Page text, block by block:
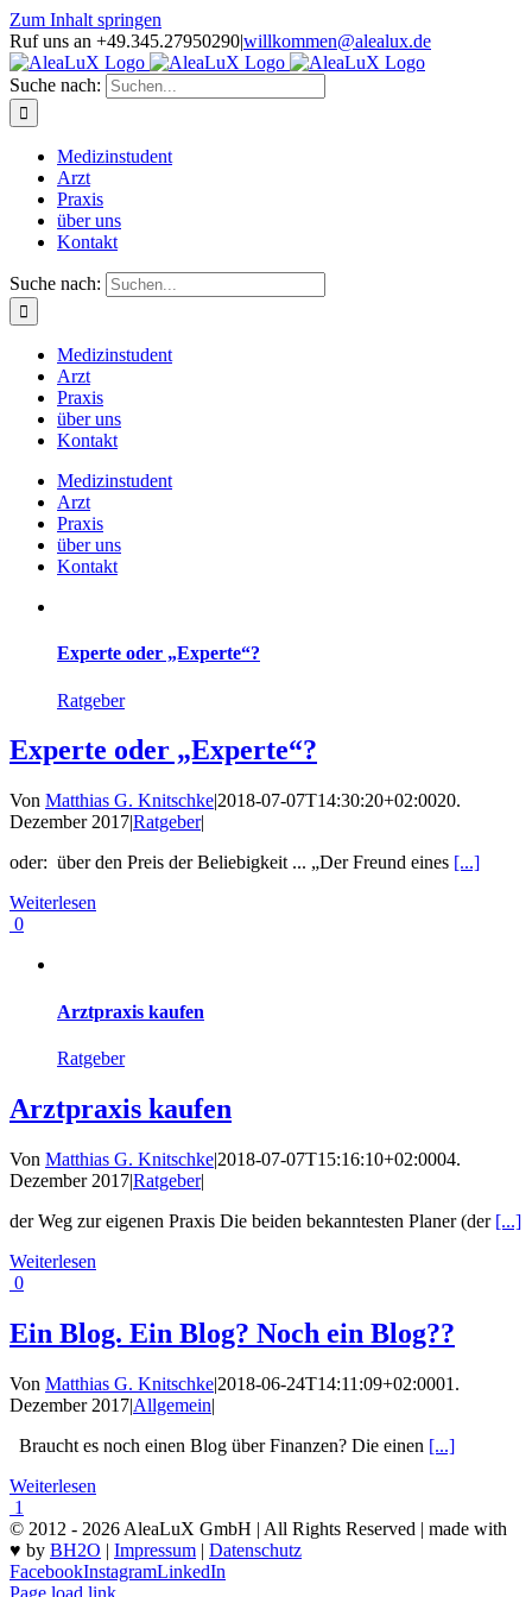
Zum Inhalt springen
Ruf uns an +49.345.27950290|willkommen@alealux.de
Suche nach:
Medizinstudent
Arzt
Praxis
über uns
Kontakt
Suche nach:
Medizinstudent
Arzt
Praxis
über uns
Kontakt
Medizinstudent
Arzt
Praxis
über uns
Kontakt
Experte oder „Experte“?
Ratgeber
Experte oder „Experte“?
Von Matthias G. Knitschke|2018-07-07T14:30:20+02:0020.
Dezember 2017|Ratgeber|
oder: über den Preis der Beliebigkeit ... „Der Freund eines [...]
Weiterlesen
0
Arztpraxis kaufen
Ratgeber
Arztpraxis kaufen
Von Matthias G. Knitschke|2018-07-07T15:16:10+02:0004.
Dezember 2017|Ratgeber|
der Weg zur eigenen Praxis Die beiden bekanntesten Planer (der [...]
Weiterlesen
0
Ein Blog. Ein Blog? Noch ein Blog??
Von Matthias G. Knitschke|2018-06-24T14:11:09+02:0001.
Dezember 2017|Allgemein|
Braucht es noch einen Blog über Finanzen? Die einen [...]
Weiterlesen
1
© 2012 - 2026 AleaLuX GmbH | All Rights Reserved | made with
♥ by BH2O | Impressum | Datenschutz
FacebookInstagramLinkedIn
Page load link